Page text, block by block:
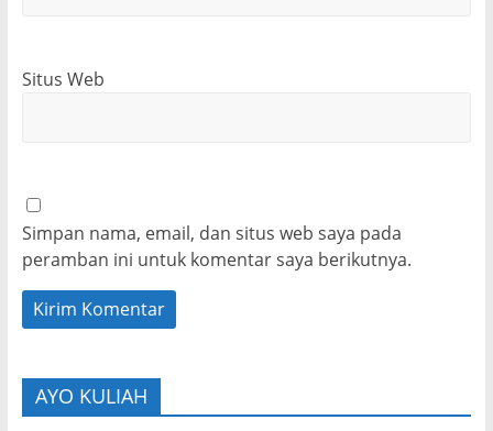
Situs Web
Simpan nama, email, dan situs web saya pada
peramban ini untuk komentar saya berikutnya.
AYO KULIAH